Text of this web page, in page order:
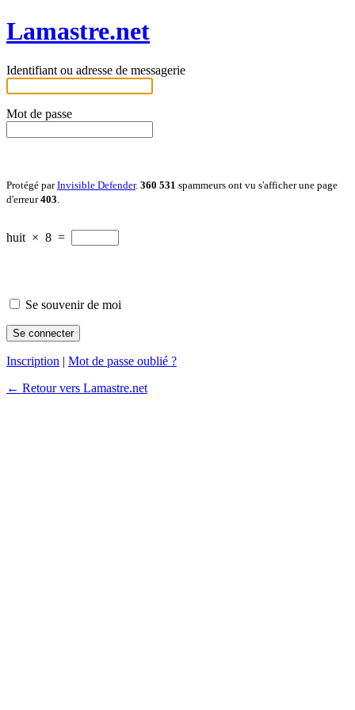
Lamastre.net
Identifiant ou adresse de messagerie
Mot de passe
Protégé parInvisible Defender. 360 531 spammeurs ont vu s'afficher une page
d'erreur403
huit × 8 =
Se souvenir de moi
Inscription | Mot de passe oublié ?
← Retour vers Lamastre.net